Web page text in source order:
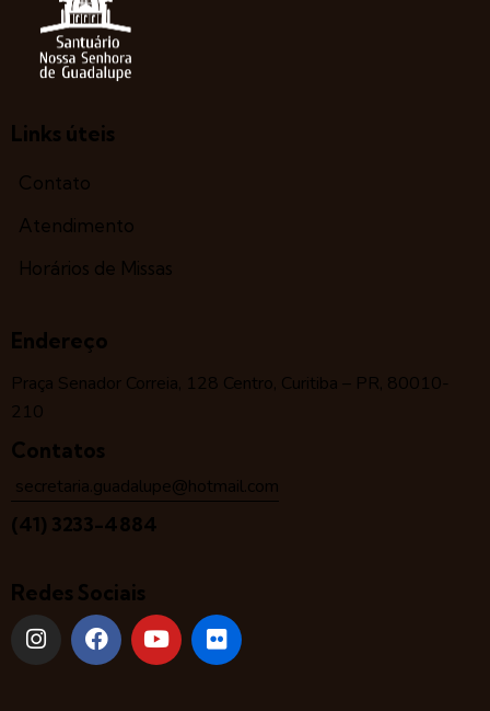
Links úteis
Contato
Atendimento
Horários de Missas
Endereço
Praça Senador Correia, 128 Centro, Curitiba – PR, 80010-
210
Contatos
secretaria.guadalupe@hotmail.com
(41) 3233-4884
Redes Sociais